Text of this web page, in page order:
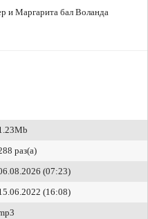
и Маргарита бал Воланда
раз(а)
(07:23)
(16:08)